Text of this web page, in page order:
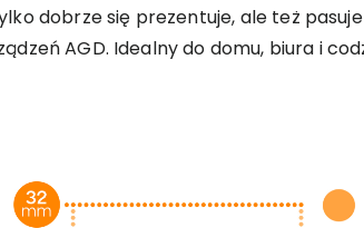
dobrze się prezentuje, ale też
AGD. Idealny do domu, biura i